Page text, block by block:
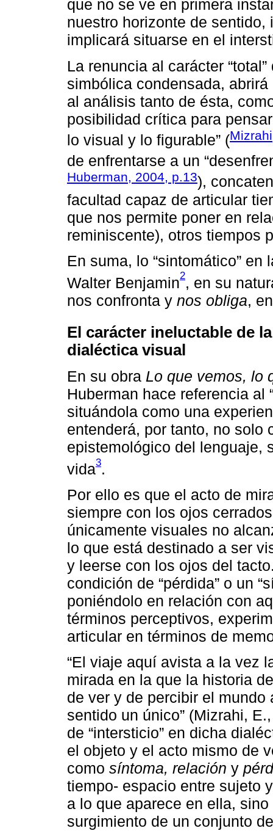
que no se ve en primera
nuestro horizonte de
implicará situarse en el
La renuncia al carácter
simbólica condensada,
al análisis tanto de ésta,
posibilidad crítica para
lo visual y lo figurable” (
de enfrentarse a un
Huberman, 2004, p.13),
facultad capaz de articular
que nos permite poner en
reminiscente), otros tiempos
En suma, lo “sintomático”
Walter Benjamin2, en su
nos confronta y nos obliga,
El carácter ineluctable de
dialéctica visual
En su obra Lo que vemos, lo
Huberman hace referencia al
situándola como una
entenderá, por tanto, no solo
epistemológico del lenguaje,
vida3.
Por ello es que el acto de
siempre con los ojos
únicamente visuales no
lo que está destinado a ser
y leerse con los ojos del
condición de “pérdida” o un
poniéndolo en relación con
términos perceptivos,
articular en términos de
“El viaje aquí avista a la vez
mirada en la que la historia
de ver y de percibir el
sentido un único” (Mizrahi,
de “intersticio” en dicha
el objeto y el acto mismo de
como síntoma, relación y
tiempo- espacio entre sujeto
a lo que aparece en ella,
surgimiento de un conjunto